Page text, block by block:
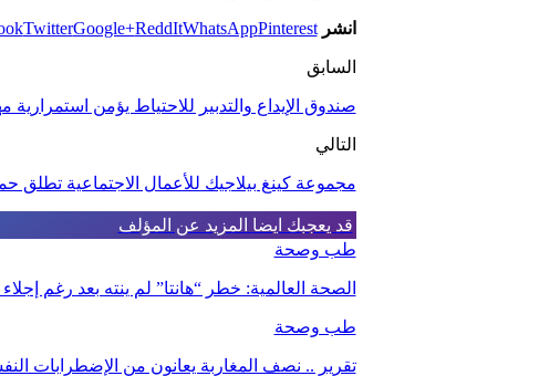
انشر TwitterGoogle+ReddItWhatsAppPinterest
السابق
صندوق الإيداع والتدبير للاحتياط يؤمن
التالي
مجموعة كينغ بيلاجيك للأعمال الاجتماعية تطلق
قد يعجبك ايضا المزيد عن المؤلف
طب وصحة
الصحة العالمية: خطر “هانتا” لم ينته بعد رغم
طب وصحة
تقرير .. نصف المغاربة يعانون من الإضطرابات